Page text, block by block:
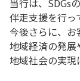
当行は、SDGs
伴走支援を行っ
今後さらに、お
地域経済の発
地域社会の実現